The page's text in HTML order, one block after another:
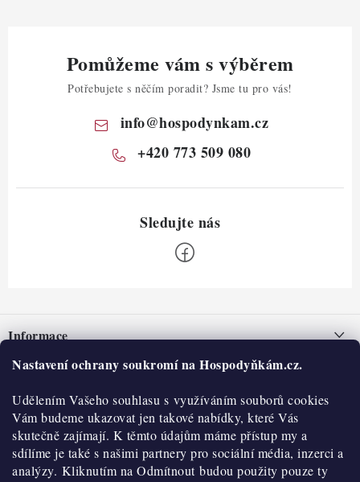
Nastavení ochrany soukromí na Hospodyňkám.cz.
Udělením Vašeho souhlasu s využíváním souborů cookies
Vám budeme ukazovat jen takové nabídky, které Vás
skutečně zajímají. K těmto údajům máme přístup my a
sdílíme je také s našimi partnery pro sociální média, inzerci a
analýzy. Kliknutím na Odmítnout budou použity pouze ty
Pomůžeme vám s výběrem
Potřebujete s něčím poradit? Jsme tu pro vás!
info@hospodynkam.cz
+420 773 509 080
pInformace
Nepřevzetí zásilky na dobírku
Obchodní podmínky
Hodnocení obchodu
Blog
O nás
Historie
Kontakty
O nákupu
Reklamace a vratky